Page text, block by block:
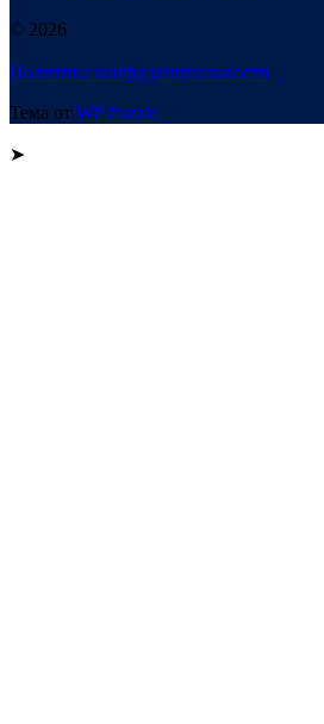
© 2026
Политика конфиденциальности
Тема от WP Puzzle
➤